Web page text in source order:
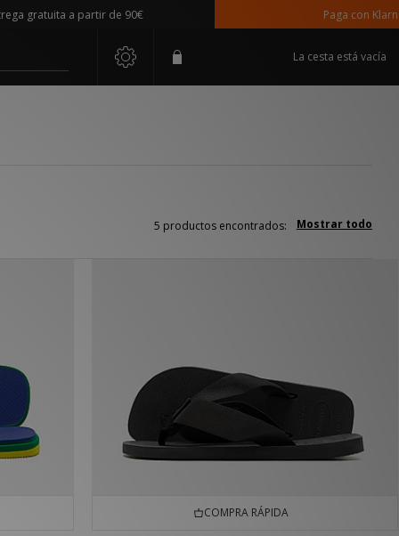
gratuita a partir de 90€ Paga con Klarna
La cesta está vacía
Mostrar todo
5 productos encontrados:
COMPRA RÁPIDA